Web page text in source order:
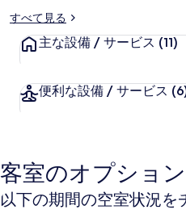
すべて見る
主な設備 / サービス (11)
便利な設備 / サービス
客室のオプション
以下の期間の空室状況を